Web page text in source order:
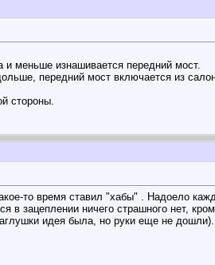
меньше изнашивается передний мост.
передний мост включается из
стороны.
то время ставил "хабы" . Надоело
в зацеплении ничего страшного нет,
идея была, но руки еще не